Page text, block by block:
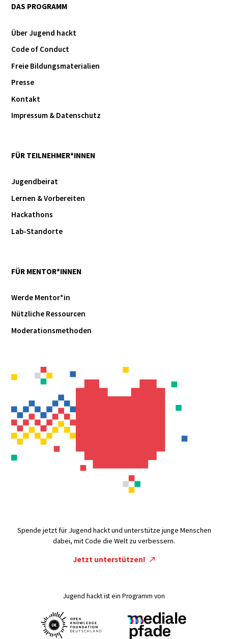
DAS PROGRAMM
Über Jugend hackt
Code of Conduct
Freie Bildungsmaterialien
Presse
Kontakt
Impressum & Datenschutz
FÜR TEILNEHMER*INNEN
Jugendbeirat
Lernen & Vorbereiten
Hackathons
Lab-Standorte
FÜR MENTOR*INNEN
Werde Mentor*in
Nützliche Ressourcen
Moderationsmethoden
Spende jetzt für Jugend hackt und unterstütze junge Menschen
dabei, mit Code die Welt zu verbessern.
Jetzt unterstützen!
Jugend hackt ist ein Programm von